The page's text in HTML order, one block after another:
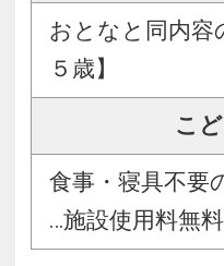
おとなと同内容
５歳】
こ
食事・寝具不要
…施設使用料無料